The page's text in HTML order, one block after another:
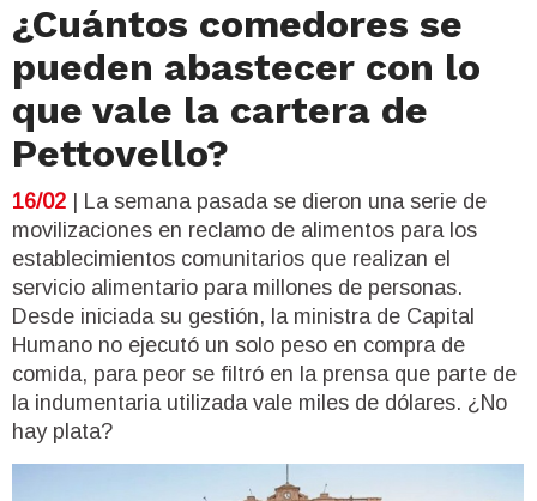
¿Cuántos comedores se
pueden abastecer con lo
que vale la cartera de
Pettovello?
16/02 | La semana pasada se dieron una serie de
movilizaciones en reclamo de alimentos para los
establecimientos comunitarios que realizan el
servicio alimentario para millones de personas.
Desde iniciada su gestión, la ministra de Capital
Humano no ejecutó un solo peso en compra de
comida, para peor se filtró en la prensa que parte de
la indumentaria utilizada vale miles de dólares. ¿No
hay plata?